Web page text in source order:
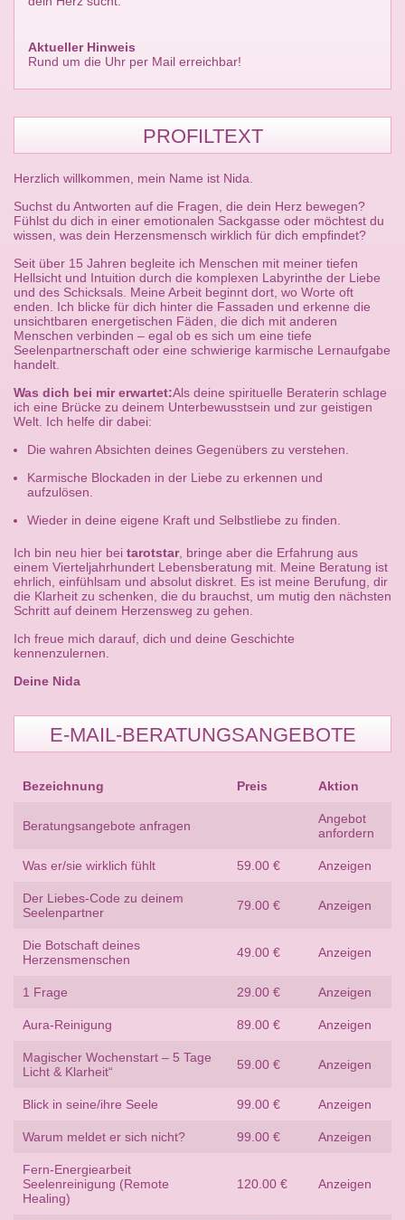
Aktueller Hinweis
Rund um die Uhr per Mail erreichbar!
PROFILTEXT
Herzlich willkommen, mein Name ist Nida.
Suchst du Antworten auf die Fragen, die dein Herz bewegen?
Fühlst du dich in einer emotionalen Sackgasse oder möchtest du
wissen, was dein Herzensmensch wirklich für dich empfindet?
Seit über 15 Jahren begleite ich Menschen mit meiner tiefen
Hellsicht und Intuition durch die komplexen Labyrinthe der Liebe
und des Schicksals. Meine Arbeit beginnt dort, wo Worte oft
enden. Ich blicke für dich hinter die Fassaden und erkenne die
unsichtbaren energetischen Fäden, die dich mit anderen
Menschen verbinden – egal ob es sich um eine tiefe
Seelenpartnerschaft oder eine schwierige karmische Lernaufgabe
handelt.
Was dich bei mir erwartet:Als deine spirituelle Beraterin schlage
ich eine Brücke zu deinem Unterbewusstsein und zur geistigen
Welt. Ich helfe dir dabei:
Die wahren Absichten deines Gegenübers zu verstehen.
Karmische Blockaden in der Liebe zu erkennen und
aufzulösen.
Wieder in deine eigene Kraft und Selbstliebe zu finden.
Ich bin neu hier bei tarotstar, bringe aber die Erfahrung aus
einem Vierteljahrhundert Lebensberatung mit. Meine Beratung ist
ehrlich, einfühlsam und absolut diskret. Es ist meine Berufung, dir
die Klarheit zu schenken, die du brauchst, um mutig den nächsten
Schritt auf deinem Herzensweg zu gehen.
Ich freue mich darauf, dich und deine Geschichte
kennenzulernen.
Deine Nida
E-MAIL-BERATUNGSANGEBOTE
Bezeichnung Preis Aktion
Beratungsangebote anfragen
Angebot
anfordern
Was er/sie wirklich fühlt 59.00 € Anzeigen
Der Liebes-Code zu deinem
Seelenpartner
79.00 € Anzeigen
Die Botschaft deines
Herzensmenschen
49.00 € Anzeigen
1 Frage 29.00 € Anzeigen
Aura-Reinigung 89.00 € Anzeigen
Magischer Wochenstart – 5 Tage
Licht & Klarheit“
59.00 € Anzeigen
Blick in seine/ihre Seele 99.00 € Anzeigen
Warum meldet er sich nicht? 99.00 € Anzeigen
Fern-Energiearbeit
Seelenreinigung (Remote
Healing)
120.00 € Anzeigen